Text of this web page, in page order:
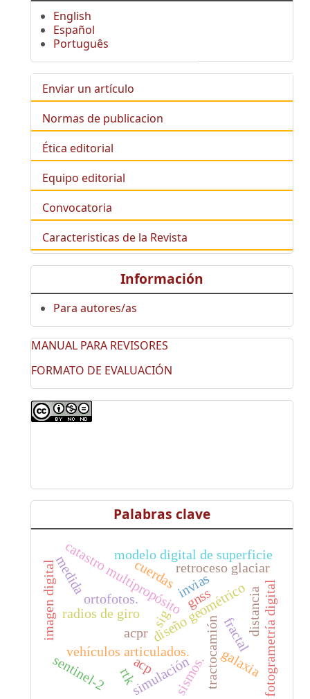
English
Español
Português
Enviar un artículo
Normas de publicacion
Ética editorial
Equipo editorial
Convocatoria
Caracteristicas de la Revista
Información
Para autores/as
MANUAL PARA REVISORES
FORMATO DE EVALUACIÓN
Palabras clave
diseño geométrico
invias
radios de giro
tractocamión
vehículos articulados. galaxia
simulación
retroceso glaciar
catastro multipropósito
modelo digital de superficie
fotogrametría digital
imagen digital ortofotos.
sentinel-2
sig
acp
acpr
cuerdas
gnss
rtk
medida
distancia
sismos.
fractal